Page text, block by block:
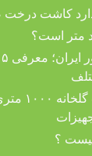
کاشت درخت
متر است؟
هزینه
؟